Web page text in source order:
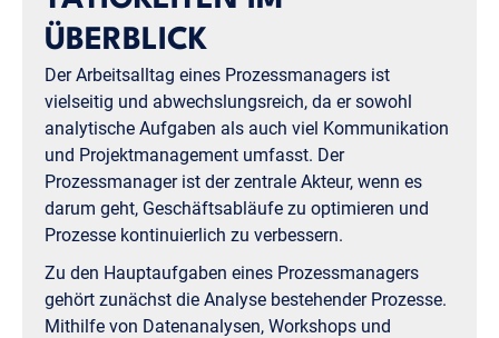
ÜBERBLICK
Der Arbeitsalltag eines Prozessmanagers ist
vielseitig und abwechslungsreich, da er sowohl
analytische Aufgaben als auch viel Kommunikation
und Projektmanagement umfasst. Der
Prozessmanager ist der zentrale Akteur, wenn es
darum geht, Geschäftsabläufe zu optimieren und
Prozesse kontinuierlich zu verbessern.
Zu den Hauptaufgaben eines Prozessmanagers
gehört zunächst die Analyse bestehender Prozesse.
Mithilfe von Datenanalysen, Workshops und